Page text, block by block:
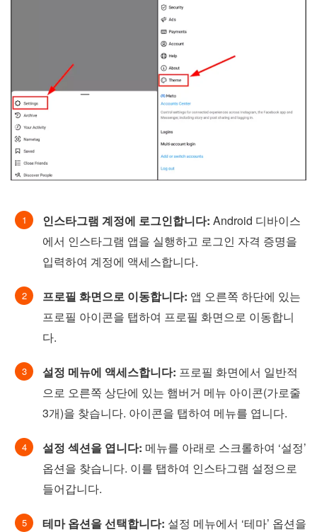
인스타그램 계정에 로그인합니다: Android 디바이스
에서 인스타그램 앱을 실행하고 로그인 자격 증명을
입력하여 계정에 액세스합니다.
프로필 화면으로 이동합니다: 앱 오른쪽 하단에 있는
프로필 아이콘을 탭하여 프로필 화면으로 이동합니
다.
설정 메뉴에 액세스합니다: 프로필 화면에서 일반적
으로 오른쪽 상단에 있는 햄버거 메뉴 아이콘(가로줄
3개)을 찾습니다. 아이콘을 탭하여 메뉴를 엽니다.
설정 섹션을 엽니다: 메뉴를 아래로 스크롤하여 ‘설정’
옵션을 찾습니다. 이를 탭하여 인스타그램 설정으로
들어갑니다.
테마 옵션을 선택합니다: 설정 메뉴에서 ‘테마’ 옵션을